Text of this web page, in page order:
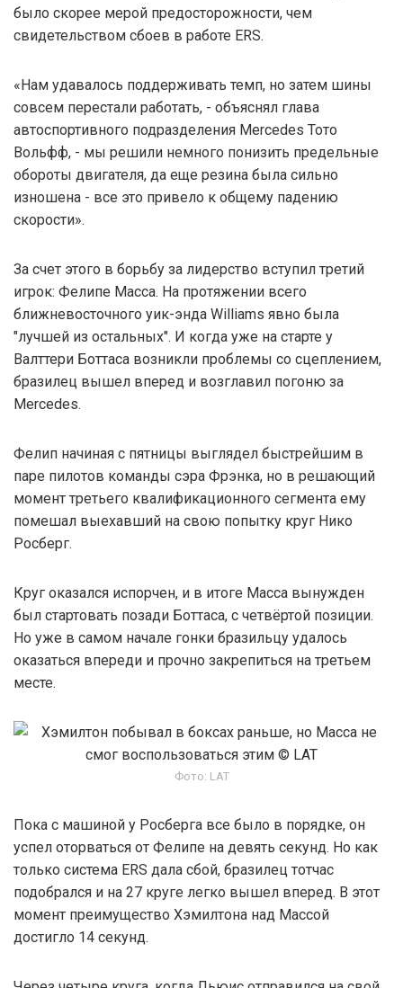
было скорее мерой предосторожности, чем
свидетельством сбоев в работе ERS.
«Нам удавалось поддерживать темп, но затем шины
совсем перестали работать, - объяснял глава
автоспортивного подразделения Mercedes Тото
Вольфф, - мы решили немного понизить предельные
обороты двигателя, да еще резина была сильно
изношена - все это привело к общему падению
скорости».
За счет этого в борьбу за лидерство вступил третий
игрок: Фелипе Масса. На протяжении всего
ближневосточного уик-энда Williams явно была
"лучшей из остальных". И когда уже на старте у
Валттери Боттаса возникли проблемы со сцеплением,
бразилец вышел вперед и возглавил погоню за
Mercedes.
Фелип начиная с пятницы выглядел быстрейшим в
паре пилотов команды сэра Фрэнка, но в решающий
момент третьего квалификационного сегмента ему
помешал выехавший на свою попытку круг Нико
Росберг.
Круг оказался испорчен, и в итоге Масса вынужден
был стартовать позади Боттаса, с четвёртой позиции.
Но уже в самом начале гонки бразильцу удалось
оказаться впереди и прочно закрепиться на третьем
месте.
Фото: LAT
Пока с машиной у Росберга все было в порядке, он
успел оторваться от Фелипе на девять секунд. Но как
только система ERS дала сбой, бразилец тотчас
подобрался и на 27 круге легко вышел вперед. В этот
момент преимущество Хэмилтона над Массой
достигло 14 секунд.